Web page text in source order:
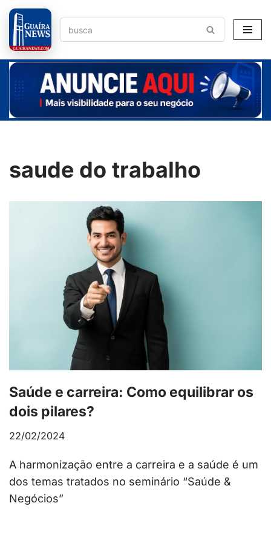
Pular
para
o
conteúdo
saude do trabalho
Saúde e carreira: Como equilibrar os
dois pilares?
22/02/2024
A harmonização entre a carreira e a saúde é um
dos temas tratados no seminário “Saúde &
Negócios”